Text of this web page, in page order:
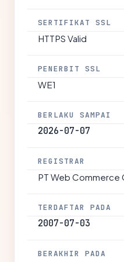
SERTIFIKAT SSL
HTTPS Valid
PENERBIT SSL
WE1
BERLAKU SAMPAI
2026-07-07
REGISTRAR
PT Web Commerce
TERDAFTAR PADA
2007-07-03
BERAKHIR PADA